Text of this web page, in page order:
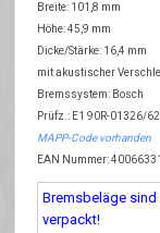
Breite: 101,8 mm
Höhe: 45,9 mm
Dicke/Stärke: 16,4 mm
mit akustischer
Bremssystem: Bosch
Prüfz.: E1 90R-01326/
MAPP-Code vorhanden
EAN Nummer:
Bremsbeläge
verpackt!